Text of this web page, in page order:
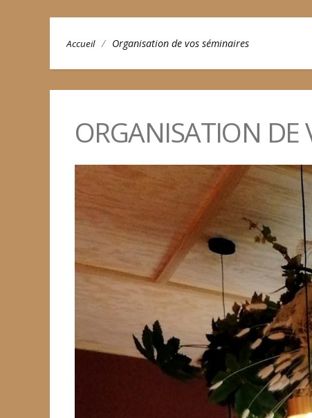
Accueil / Organisation de vos séminaires
ORGANISATION DE